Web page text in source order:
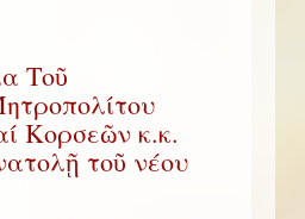
Τοῦ
Κορσεῶν κ.κ.
τοῦ νέου